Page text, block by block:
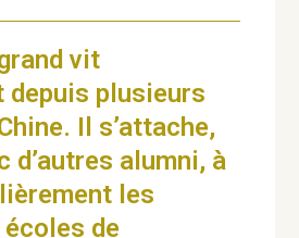
vit
depuis plusieurs
Il s’attache,
d’autres alumni, à
les
de